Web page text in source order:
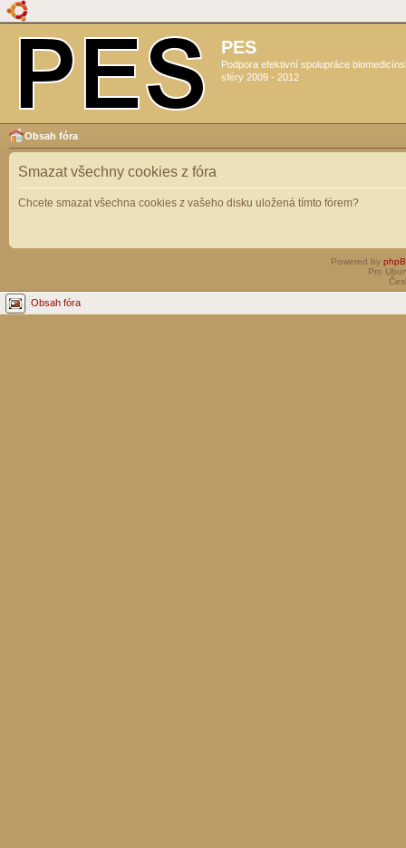
PES
Podpora efektivní spolupráce
sféry 2009 - 2012
Obsah fóra
Smazat všechny cookies z fóra
Chcete smazat všechna cookies z vašeho disku uložená tímto fórem?
Powered by
Pro
Obsah fóra